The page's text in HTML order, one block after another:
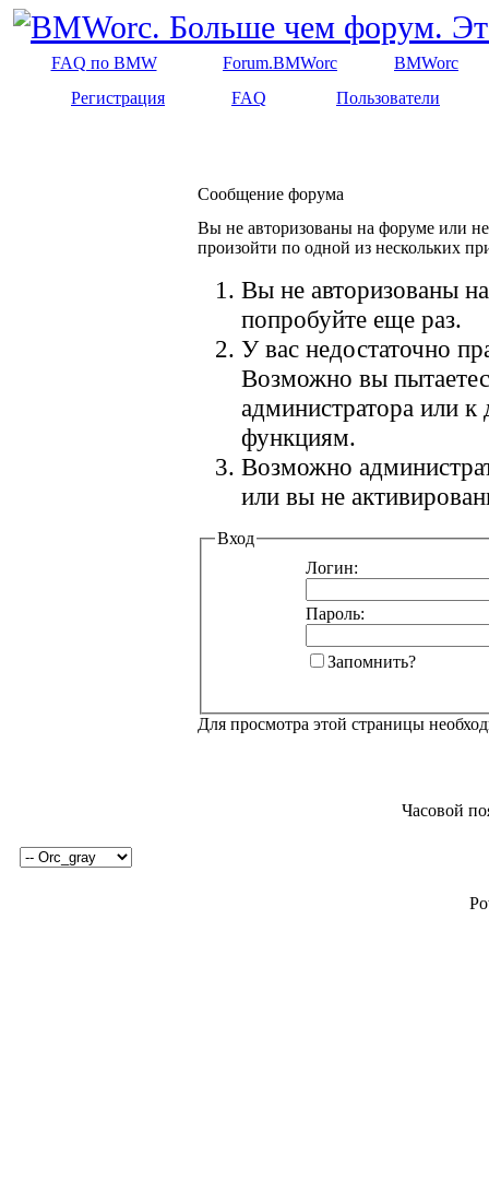
FAQ по BMW Forum.BMWorc
BMWorc
Регистрация
FAQ Пользователи
Сообщение форума
Вы не авторизованы на форуме или
произойти по одной из нескольких
Вы не авторизованы
попробуйте еще раз.
У вас недостаточно
Возможно вы
администратора или
функциям.
Возможно
или вы не
Вход
Логин:
Пароль:
Запомнить?
Для просмотра этой страницы
Часовой